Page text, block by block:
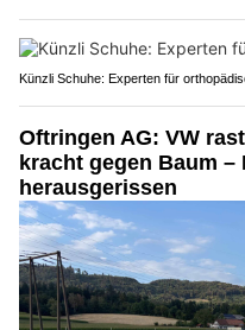
Künzli Schuhe: Experten für
Oftringen AG: VW
kracht gegen Baum –
herausgerissen